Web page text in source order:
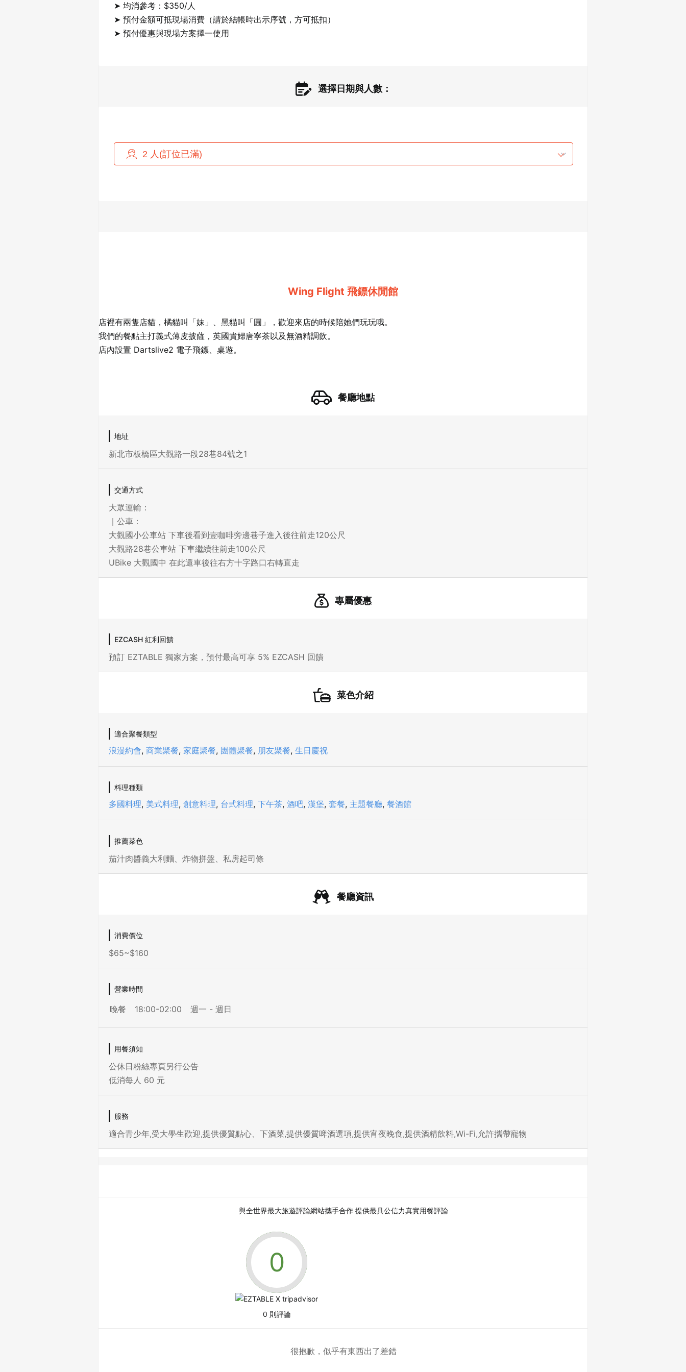
➤ 均消參考：$350/人
➤ 預付金額可抵現場消費（請於結帳時出示序號，方可抵扣）
➤ 預付優惠與現場方案擇一使用
選擇日期與人數：
我知道了
Wing Flight 飛鏢休閒館
店裡有兩隻店貓，橘貓叫「妹」、黑貓叫「圓」，歡迎來店的時候陪她們玩玩哦。
我們的餐點主打義式薄皮披薩，英國貴婦唐寧茶以及無酒精調飲。
店內設置 Dartslive2 電子飛鏢、桌遊。
餐廳地點
地址
新北市板橋區大觀路一段28巷84號之1
交通方式
大眾運輸：
｜公車：
大觀國小公車站 下車後看到壹咖啡旁邊巷子進入後往前走120公尺
大觀路28巷公車站 下車繼續往前走100公尺
UBike 大觀國中 在此還車後往右方十字路口右轉直走
專屬優惠
EZCASH 紅利回饋
預訂 EZTABLE 獨家方案，預付最高可享 5% EZCASH 回饋
菜色介紹
適合聚餐類型
浪漫約會, 商業聚餐, 家庭聚餐, 團體聚餐, 朋友聚餐, 生日慶祝
料理種類
多國料理, 美式料理, 創意料理, 台式料理, 下午茶, 酒吧, 漢堡, 套餐, 主題餐廳, 餐酒館
推薦菜色
茄汁肉醬義大利麵、炸物拼盤、私房起司條
餐廳資訊
消費價位
$65~$160
營業時間
晚餐 18:00-02:00 週一 - 週日
用餐須知
公休日粉絲專頁另行公告
低消每人 60 元
服務
適合青少年,受大學生歡迎,提供優質點心、下酒菜,提供優質啤酒選項,提供宵夜晚食,提供酒精飲料,Wi-Fi,允許攜帶寵物
與全世界最大旅遊評論網站攜手合作 提供最具公信力真實用餐評論
0 則評論
很抱歉，似乎有東西出了差錯